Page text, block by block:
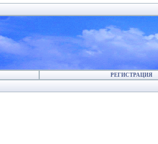
РЕГИСТРАЦИЯ